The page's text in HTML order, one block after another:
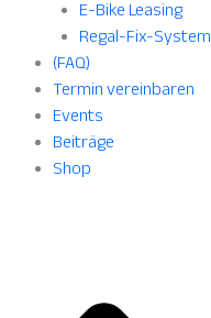
E-Bike Leasing
Regal-Fix-System
(FAQ)
Termin vereinbaren
Events
Beiträge
Shop